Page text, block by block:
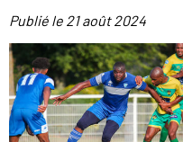
Publié le 21 août 2024